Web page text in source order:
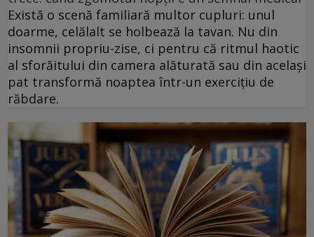
Există o scenă familiară multor cupluri: unul
doarme, celălalt se holbează la tavan. Nu din
insomnii propriu-zise, ci pentru că ritmul haotic
al sforăitului din camera alăturată sau din același
pat transformă noaptea într-un exercițiu de
răbdare.